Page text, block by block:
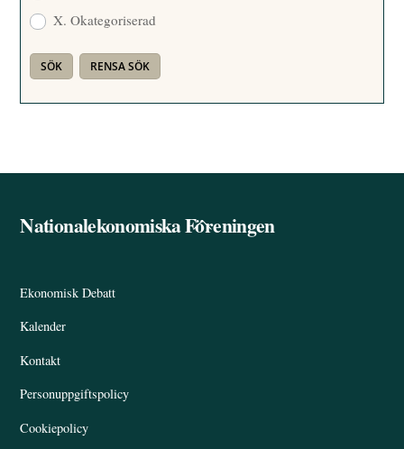
X. Okategoriserad
Back
Nationalekonomiska Föreningen
Ekonomisk Debatt
Kalender
Kontakt
Personuppgiftspolicy
Cookiepolicy